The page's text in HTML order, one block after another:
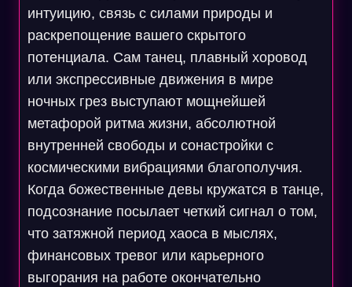
интуицию, связь с силами природы и
раскрепощение вашего скрытого
потенциала. Сам танец, плавный хоровод
или экспрессивные движения в мире
ночных грез выступают мощнейшей
метафорой ритма жизни, абсолютной
внутренней свободы и сонастройки с
космическими вибрациями благополучия.
Когда божественные девы кружатся в танце,
подсознание посылает четкий сигнал о том,
что затяжной период хаоса в мыслях,
финансовых тревог или карьерного
выгорания на работе окончательно